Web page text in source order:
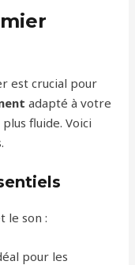
est crucial pour
adapté à votre
fluide. Voici
le son :
pour les